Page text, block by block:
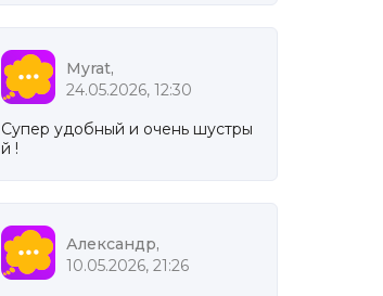
Myrat,
24.05.2026, 12:30
Супер удобный и очень шустры
й !
Александр,
10.05.2026, 21:26